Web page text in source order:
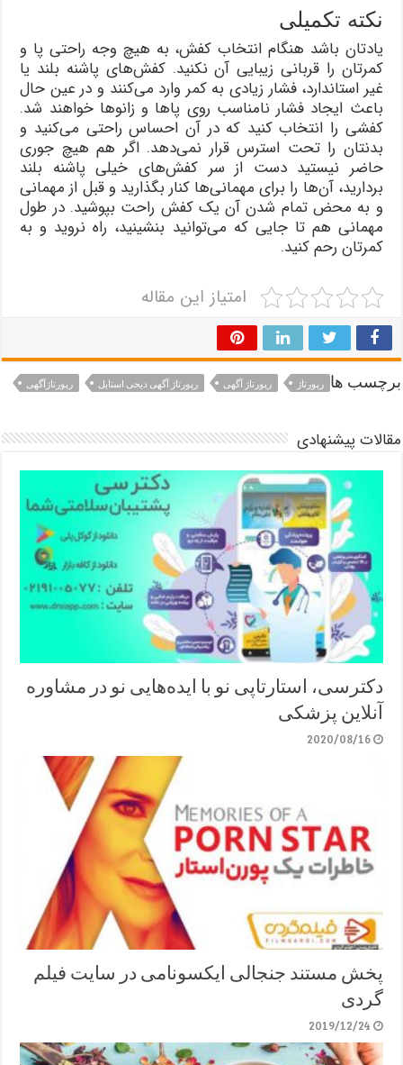
نکته تکمیلی
یادتان باشد هنگام انتخاب کفش، به هیچ وجه راحتی پا و
کمرتان را قربانی زیبایی آن نکنید. کفش‌های پاشنه بلند یا
غیر استاندارد، فشار زیادی به کمر وارد می‌کنند و در عین حال
باعث ایجاد فشار نامناسب روی پاها و زانوها خواهند شد.
کفشی را انتخاب کنید که در آن احساس راحتی می‌کنید و
بدنتان را تحت استرس قرار نمی‌دهد. اگر هم هیچ جوری
حاضر نیستید دست از سر کفش‌های خیلی پاشنه بلند
بردارید، آن‌ها را برای مهمانی‌ها کنار بگذارید و قبل از مهمانی
و به محض تمام شدن آن یک کفش راحت بپوشید. در طول
مهمانی هم تا جایی که می‌توانید بنشینید، راه نروید و به
کمرتان رحم کنید.
امتیاز این مقاله
برچسب ها رپورتاژ رپورتاژ آگهی رپورتاژ آگهی دیجی استایل رپورتاژآگهی
مقالات پیشنهادی
دکترسی، استارتاپی نو با ایده‌هایی نو در مشاوره
آنلاین پزشکی
2020/08/16
پخش مستند جنجالی ایکسونامی در سایت فیلم
گردی
2019/12/24